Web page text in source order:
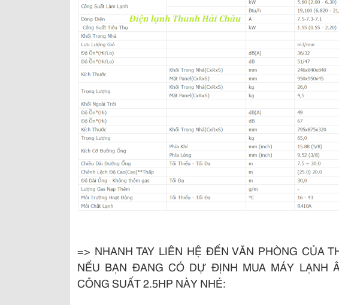
=> NHANH TAY LIÊN HỆ ĐẾN VĂN PHÒNG CỦA
NẾU BẠN ĐANG CÓ DỰ ĐỊNH MUA MÁY LẠNH
CÔNG SUẤT 2.5HP NÀY NHÉ: